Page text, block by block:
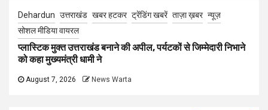
Dehardun उत्तराखंड खबर हटकर ट्रेंडिंग खबरें ताज़ा ख़बर न्यूज़
सोशल मीडिया वायरल
प्लास्टिक मुक्त उत्तराखंड बनाने की अपील, पर्यटकों से जिम्मेदारी निभाने
को कहा मुख्यमंत्री धामी ने
August 7, 2026 News Warta